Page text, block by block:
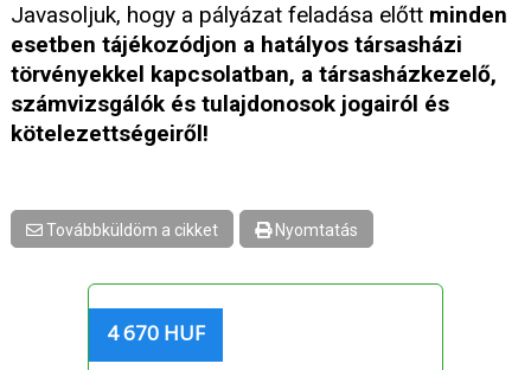
Javasoljuk, hogy a pályázat feladása előtt minden
esetben tájékozódjon a hatályos társasházi
törvényekkel kapcsolatban, a társasházkezelő,
számvizsgálók és tulajdonosok jogairól és
kötelezettségeiről!
Továbbküldöm a cikket Nyomtatás
4 670 HUF